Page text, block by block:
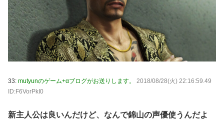
33: mutyunのゲーム+αブログがお送りします。
2018/08/28(火) 22:16:59.49
ID:F6VorPkI0
新主人公は良いんだけど、なんで錦山の声優使うんだよ